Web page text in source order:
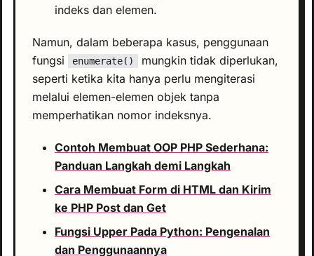
indeks dan elemen.
Namun, dalam beberapa kasus, penggunaan
fungsi
enumerate()
mungkin tidak diperlukan,
seperti ketika kita hanya perlu mengiterasi
melalui elemen-elemen objek tanpa
memperhatikan nomor indeksnya.
Contoh Membuat OOP PHP Sederhana:
Panduan Langkah demi Langkah
Cara Membuat Form di HTML dan Kirim
ke PHP Post dan Get
Fungsi Upper Pada Python: Pengenalan
dan Penggunaannya